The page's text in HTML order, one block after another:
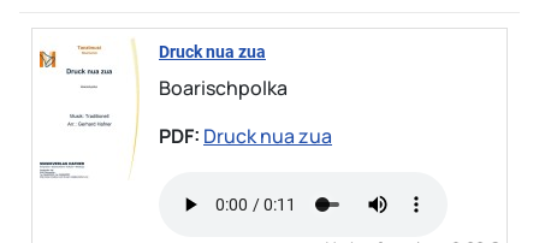
Druck nua zua
Boarischpolka
PDF: Druck nua zua